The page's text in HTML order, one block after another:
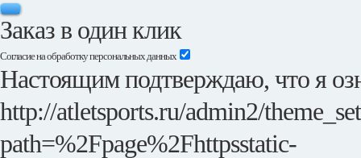
Заказ в один клик
Согласие на обработку персональных данных
Настоящим подтверждаю, что я
http://atletsports.ru/admin2/
path=%2Fpage%2Fhttpsstatic-